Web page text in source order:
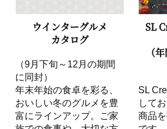
ウインターグルメ
カタログ
（9月下旬～12月の期間
に同封）
年末年始の食卓を彩る、
おいしい冬のグルメを豊
富にラインアップ。ご家
SL
（
SL
して
商品